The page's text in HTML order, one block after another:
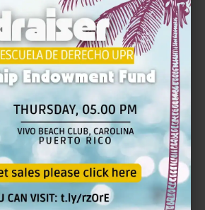
OF CIVIL
AND THE LOCAL
DISTRICT OF
| PRESENCIAL